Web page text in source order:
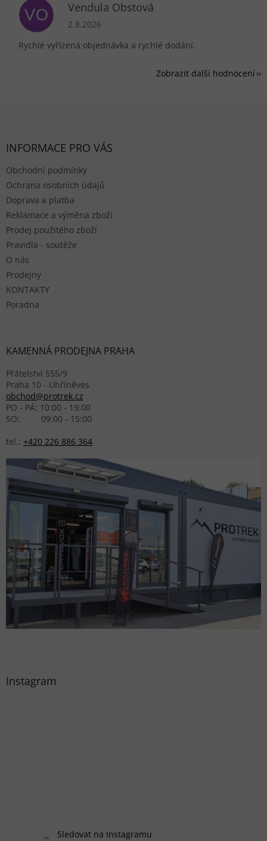
VO Vendula Obstová
Hodnocení obchodu je 5 z 5 hvězdiček.
2.8.2026
Rychlé vyřízená objednávka a rychlé dodání.
Zobrazit další hodnocení
INFORMACE PRO VÁS
Obchodní podmínky
Ochrana osobních údajů
Doprava a platba
Reklamace a výměna zboží
Prodej použitého zboží
Pravidla - soutěže
O nás
Prodejny
KONTAKTY
Poradna
KAMENNÁ PRODEJNA PRAHA
Přátelství 555/9
Praha 10 - Uhříněves
obchod@protrek.cz
PO - PÁ: 10:00 - 19:00
SO: 09:00 - 15:00
tel.: +420 226 886 364
Instagram
Sledovat na Instagramu